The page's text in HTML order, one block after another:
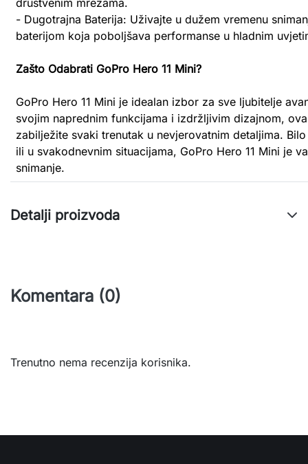
društvenim mrežama.
- Dugotrajna Baterija: Uživajte u dužem vremenu
baterijom koja poboljšava performanse u hladnim
Zašto Odabrati GoPro Hero 11 Mini?
GoPro Hero 11 Mini je idealan izbor za sve ljubitelje
svojim naprednim funkcijama i izdržljivim dizajnom,
zabilježite svaki trenutak u nevjerovatnim detaljima.
ili u svakodnevnim situacijama, GoPro Hero 11 Mini je
snimanje.
Detalji proizvoda
Komentara (0)
Trenutno nema recenzija korisnika.